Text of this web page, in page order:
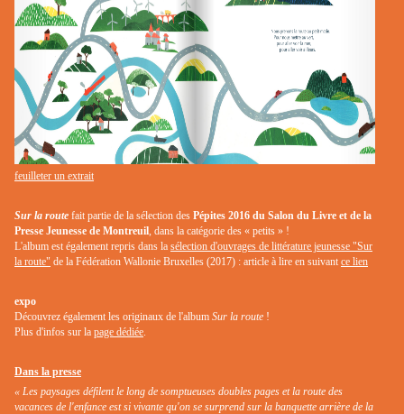
feuilleter un extrait
Sur la route fait partie de la sélection des Pépites 2016 du Salon du Livre et de la
Presse Jeunesse de Montreuil , dans la catégorie des « petits » !
L'album est également repris dans la sélection d'ouvrages de littérature jeunesse "Sur
la route" de la Fédération Wallonie Bruxelles (2017) : article à lire en suivant ce lien
expo
Découvrez également les originaux de l'album Sur la route !
Plus d'infos sur la page dédiée
Dans la presse
« Les paysages défilent le long de somptueuses doubles pages et la route des
vacances de l'enfance est si vivante qu'on se surprend sur la banquette arrière de la